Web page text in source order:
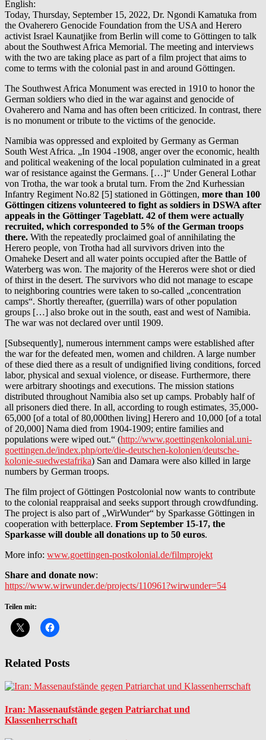
English:
Today, Thursday, September 15, 2022, Dr. Ngondi Kamatuka from
the Ovaherero Genocide Foundation from the USA and Herero
activist Israel Kaunatjike from Berlin will come to Göttingen to talk
about the Southwest Africa Memorial. The meeting and interviews
with the two are taking place as part of a film project that aims to
come to terms with the colonial past in and around Göttingen.
The Southwest Africa Monument was erected in 1910 to honor the
German soldiers who died in the war against and genocide of
Ovaherero and Nama and has often been criticized. In contrast, there
is no monument or tribute to the victims of the genocide.
Namibia was oppressed and exploited by Germany as German
South West Africa. „In 1904 -1908, anger over the economic, health
and political weakening of the local population culminated in a great
war of resistance against the Germans. […]“ Under General Lothar
von Trotha, the war took a brutal turn. From the 2nd Kurhessian
Infantry Regiment No.82 [5] stationed in Göttingen, more than 100
Göttingen citizens volunteered to fight as soldiers in DSWA after
appeals in the Göttinger Tageblatt. 42 of them were actually
recruited, which corresponded to 5% of the German troops
there. With the repeatedly proclaimed goal of annihilating the
Herero people, von Trotha had all survivors driven into the
Omaheke Desert and all water points occupied after the Battle of
Waterberg was won. The majority of the Hereros were shot or died
of thirst in the desert. The survivors who did not manage to escape
to neighboring countries were taken to so-called „concentration
camps“. Shortly thereafter, (guerrilla) wars of other population
groups […] also broke out in the south, east and west of Namibia.
The war was not declared over until 1909.
[Subsequently], numerous internment camps were established after
the war for the defeated men, women and children. A large number
of these died there as a result of undignified living conditions, forced
labor, physical and sexual violence, or disease. Furthermore, there
were arbitrary shootings and executions. The mission stations
distributed throughout Namibia also set up camps. Probably half of
all prisoners died there. In all, according to rough estimates, 35,000-
65,000 [of a total of 80,000then living] Herero and 10,000 [of a total
of 20,000] Nama died from 1904-1909; entire families and
populations were wiped out.“ (http://www.goettingenkolonial.uni-
goettingen.de/index.php/orte/die-deutschen-kolonien/deutsche-
kolonie-suedwestafrika) San and Damara were also killed in large
numbers by German troops.
The film project of Göttingen Postcolonial now wants to contribute
to the colonial reappraisal and seeks support through crowdfunding.
The project is also part of „WirWunder“ by Sparkasse Göttingen in
cooperation with betterplace. From September 15-17, the
Sparkasse will double all donations up to 50 euros.
More info: www.goettingen-postkolonial.de/filmprojekt
Share and donate now:
https://www.wirwunder.de/projects/110961?wirwunder=54
Teilen mit:
Related Posts
Iran: Massenaufstände gegen Patriarchat und
Klassenherrschaft